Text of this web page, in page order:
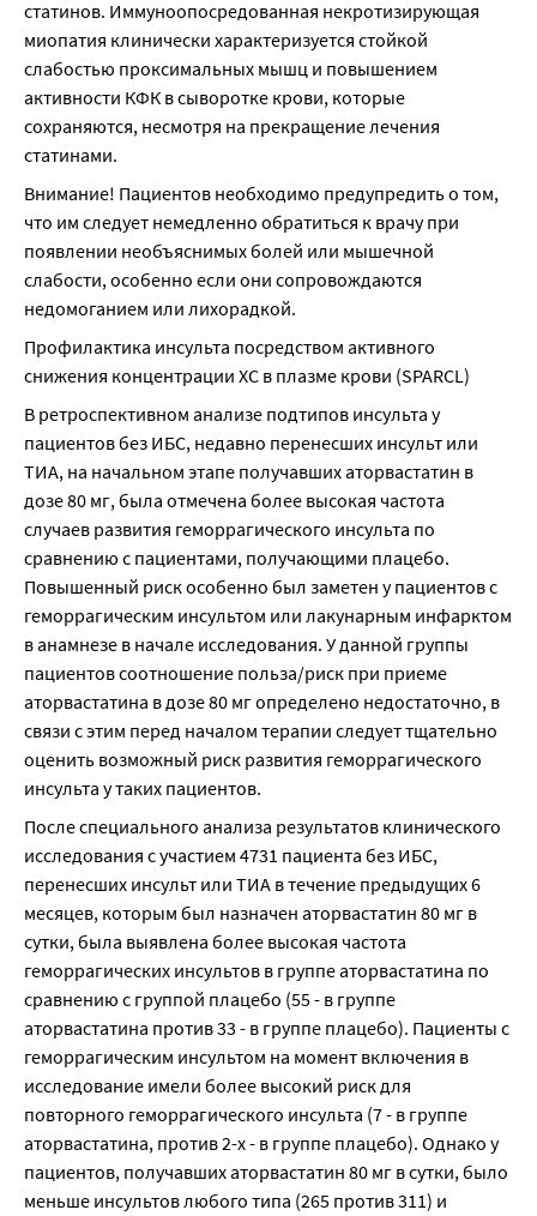
статинов. Иммуноопосредованная некротизирующая
миопатия клинически характеризуется стойкой
слабостью проксимальных мышц и повышением
активности КФК в сыворотке крови, которые
сохраняются, несмотря на прекращение лечения
статинами.
Внимание! Пациентов необходимо предупредить о том,
что им следует немедленно обратиться к врачу при
появлении необъяснимых болей или мышечной
слабости, особенно если они сопровождаются
недомоганием или лихорадкой.
Профилактика инсульта посредством активного
снижения концентрации ХС в плазме крови (SPARCL)
В ретроспективном анализе подтипов инсульта у
пациентов без ИБС, недавно перенесших инсульт или
ТИА, на начальном этапе получавших аторвастатин в
дозе 80 мг, была отмечена более высокая частота
случаев развития геморрагического инсульта по
сравнению с пациентами, получающими плацебо.
Повышенный риск особенно был заметен у пациентов с
геморрагическим инсультом или лакунарным инфарктом
в анамнезе в начале исследования. У данной группы
пациентов соотношение польза/риск при приеме
аторвастатина в дозе 80 мг определено недостаточно, в
связи с этим перед началом терапии следует тщательно
оценить возможный риск развития геморрагического
инсульта у таких пациентов.
После специального анализа результатов клинического
исследования с участием 4731 пациента без ИБС,
перенесших инсульт или ТИА в течение предыдущих 6
месяцев, которым был назначен аторвастатин 80 мг в
сутки, была выявлена более высокая частота
геморрагических инсультов в группе аторвастатина по
сравнению с группой плацебо (55 - в группе
аторвастатина против 33 - в группе плацебо). Пациенты с
геморрагическим инсультом на момент включения в
исследование имели более высокий риск для
повторного геморрагического инсульта (7 - в группе
аторвастатина, против 2-х - в группе плацебо). Однако у
пациентов, получавших аторвастатин 80 мг в сутки, было
меньше инсультов любого типа (265 против 311) и